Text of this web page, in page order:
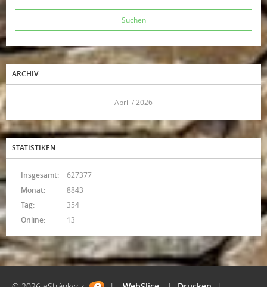
ARCHIV
April / 2026
STATISTIKEN
Online: 13
Insgesamt:
627377
Monat:
8843
Tag:
354